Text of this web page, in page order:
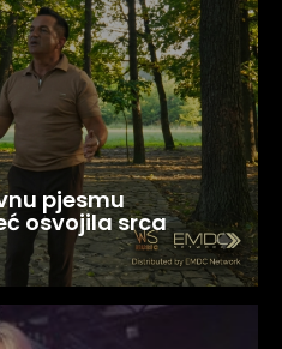
pjesmu
osvojila srca